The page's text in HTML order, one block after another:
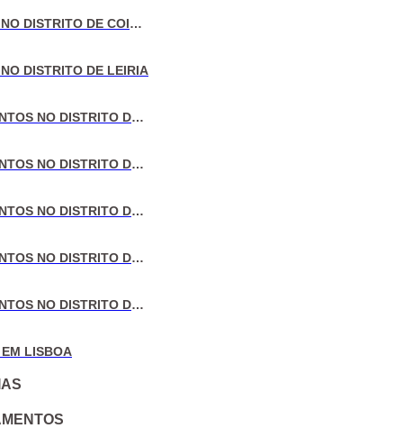
VENDA DE MORADIAS NO DISTRITO DE COIMBRA
DISTRITO DE LEIRIA
VENDA DE APARTAMENTOS NO DISTRITO DE LISBOA
VENDA DE APARTAMENTOS NO DISTRITO DO PORTO
VENDA DE APARTAMENTOS NO DISTRITO DE AVEIRO
VENDA DE APARTAMENTOS NO DISTRITO DE COIMBRA
VENDA DE APARTAMENTOS NO DISTRITO DE LEIRIA
LISBOA